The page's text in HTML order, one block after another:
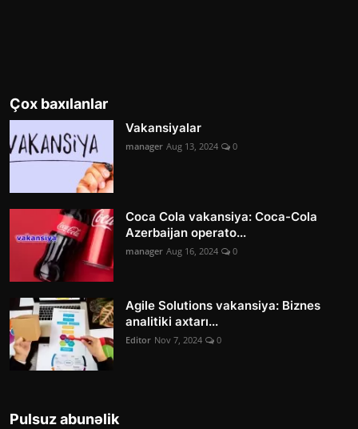
Çox baxılanlar
Vakansiyalar
manager Aug 13, 2024 0
Coca Cola vakansiya: Coca-Cola
Azerbaijan operato...
manager Aug 16, 2024 0
Agile Solutions vakansiya: Biznes
analitiki axtarı...
Editor Nov 7, 2024 0
Pulsuz abunəlik